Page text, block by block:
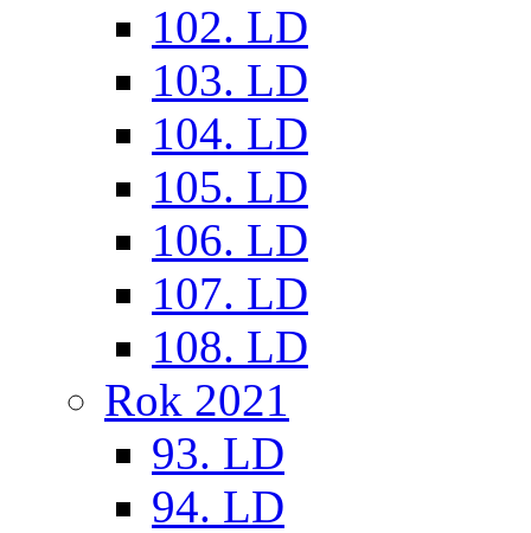
102. LD
103. LD
104. LD
105. LD
106. LD
107. LD
108. LD
Rok 2021
93. LD
94. LD